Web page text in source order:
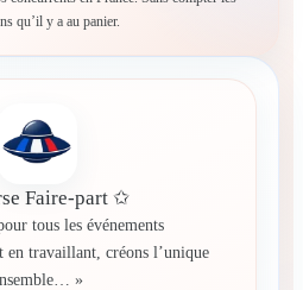
qu’il y a au panier.
Faire-part ✩
tous les événements
travaillant, créons l’unique
»